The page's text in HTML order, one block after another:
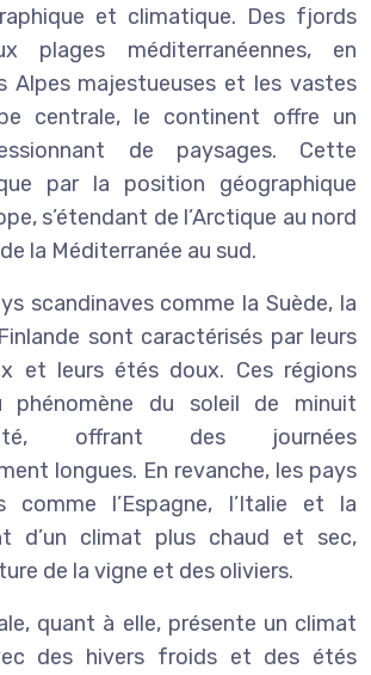
et climatique. Des fjords
plages méditerranéennes, en
Alpes majestueuses et les vastes
centrale, le continent offre un
de paysages. Cette
par la position géographique
s’étendant de l’Arctique au nord
la Méditerranée au sud.
scandinaves comme la Suède, la
sont caractérisés par leurs
et leurs étés doux. Ces régions
phénomène du soleil de minuit
offrant des journées
longues. En revanche, les pays
comme l’Espagne, l’Italie et la
d’un climat plus chaud et sec,
de la vigne et des oliviers.
quant à elle, présente un climat
des hivers froids et des étés